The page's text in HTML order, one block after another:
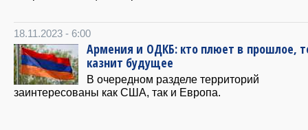
18.11.2023 - 6:00
Армения и ОДКБ: кто плюет в прошлое,
казнит будущее
В очередном разделе территорий
заинтересованы как США, так и Европа.